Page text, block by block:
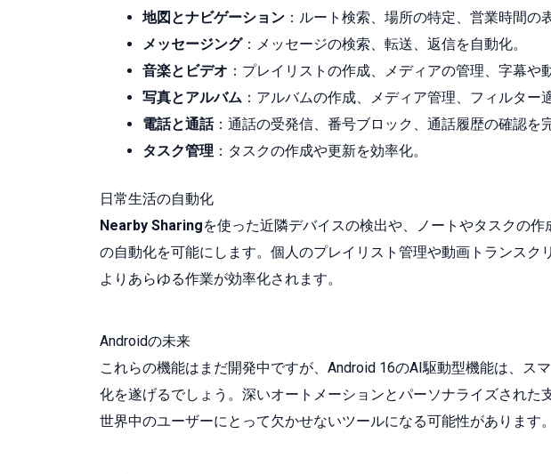
地図とナビゲーション ：ルート検索、場所の特定、営業時間の
メッセージング：メッセージの検索、転送、返信を自動化。
音楽とビデオ ：プレイリストの作成、メディアの管理、字幕や
写真とアルバム ：アルバムの作成、メディア管理、フィルター
電話と通話：通話の受発信、番号ブロック、通話履歴の確認を
タスク管理 ：タスクの作成や更新を効率化。
日常生活の自動化
Nearby Sharingを使った近隣デバイスの検出や、ノートやタスクの
の自動化を可能にします。個人のプレイリスト管理や動画トランスク
よりあらゆる作業が効率化されます。
Androidの未来
これらの機能はまだ開発中ですが、Android 16のAI駆動型機能は、ス
化を遂げるでしょう。深いオートメーションとパーソナライズされた
世界中のユーザーにとって欠かせないツールになる可能性があります。